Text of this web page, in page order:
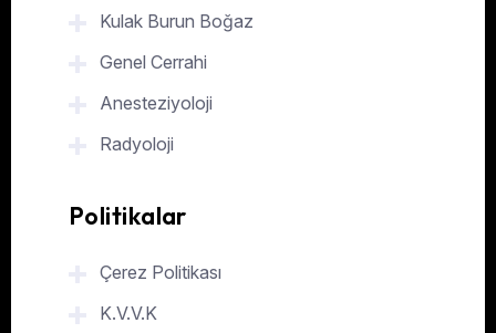
Kulak Burun Boğaz
Genel Cerrahi
Anesteziyoloji
Radyoloji
Politikalar
Çerez Politikası
K.V.V.K